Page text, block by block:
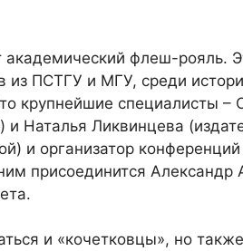
флеш-рояль.
из ПСТГУ и МГУ, среди
крупнейшие специалисты –
и Наталья Ликвинцева
и организатор
присоединится Александр
и «кочетковцы», но